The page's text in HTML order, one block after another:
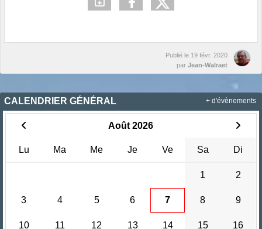
Publié le 19 févr. 2020
par Jean-Walraet
CALENDRIER GÉNÉRAL
Août 2026
Lu Ma Me Je Ve Sa Di
1 2
3 4 5 6 7 8 9
10 11 12 13 14 15 16
+ d'évènements